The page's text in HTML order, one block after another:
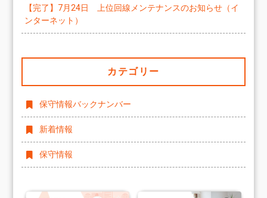
【完了】7月24日 上位回線メンテナンスのお知らせ（イ
ンターネット）
カテゴリー
保守情報バックナンバー
新着情報
保守情報